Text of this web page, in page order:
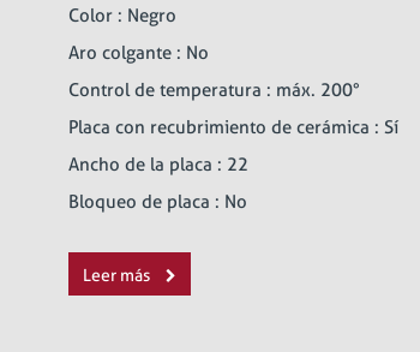
Color : Negro
Aro colgante : No
Control de temperatura : máx. 200°
Placa con recubrimiento de cerámica : Sí
Ancho de la placa : 22
Bloqueo de placa : No
Leer más